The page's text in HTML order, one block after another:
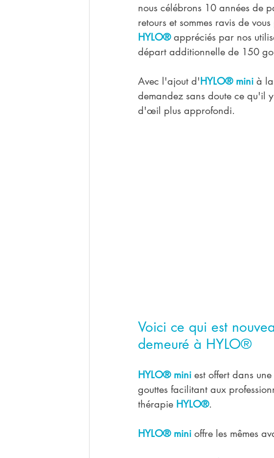
nous célébrons 10 années de
retours et sommes ravis de
HYLO® appréciés par nos
départ additionnelle de 150
Avec l'ajout d'HYLO® mini à
demandez sans doute ce qu'il
d'œil plus approfondi.
Voici ce qui est
demeuré à HYLO®
HYLO® mini est offert dans
gouttes facilitant aux
thérapie HYLO®.
HYLO® mini offre les mêmes